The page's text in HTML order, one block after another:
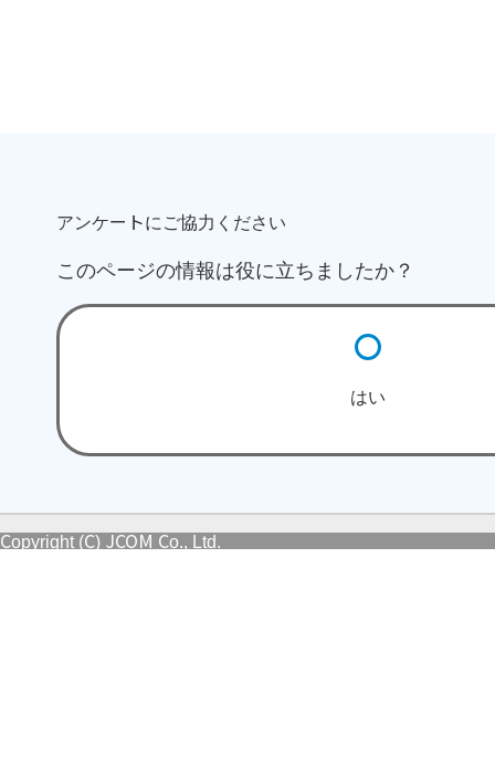
アンケートにご協力ください
このページの情報は役に立ちましたか？
はい
Copyright (C) JCOM Co., Ltd.